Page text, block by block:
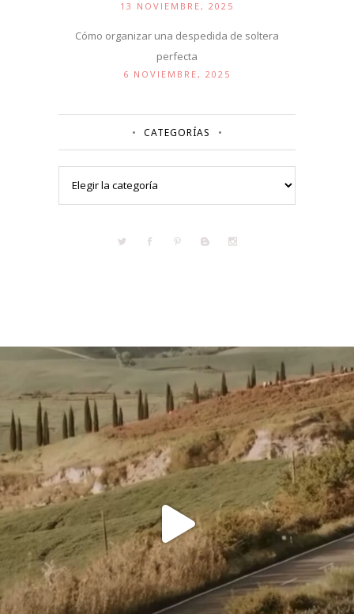
13 NOVIEMBRE, 2025
Cómo organizar una despedida de soltera
perfecta
6 NOVIEMBRE, 2025
CATEGORÍAS